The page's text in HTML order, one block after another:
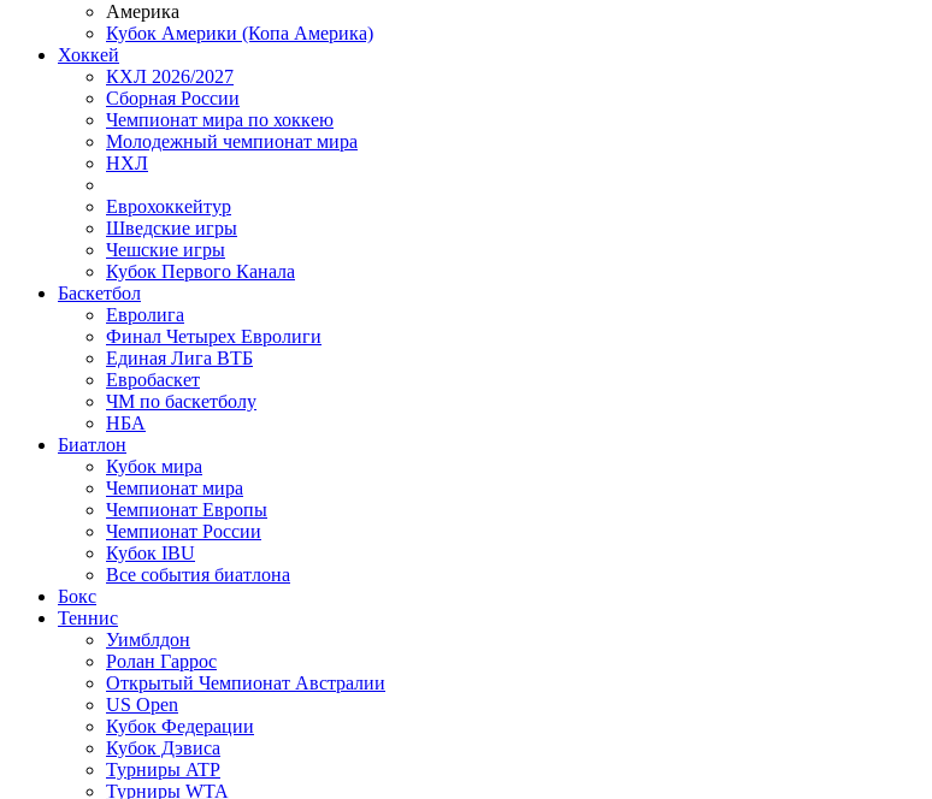
Америка
Кубок Америки (Копа Америка)
Хоккей
КХЛ 2026/2027
Сборная России
Чемпионат мира по хоккею
Молодежный чемпионат мира
НХЛ
Еврохоккейтур
Шведские игры
Чешские игры
Кубок Первого Канала
Баскетбол
Евролига
Финал Четырех Евролиги
Единая Лига ВТБ
Евробаскет
ЧМ по баскетболу
НБА
Биатлон
Кубок мира
Чемпионат мира
Чемпионат Европы
Чемпионат России
Кубок IBU
Все события биатлона
Бокс
Теннис
Уимблдон
Ролан Гаррос
Открытый Чемпионат Австралии
US Open
Кубок Федерации
Кубок Дэвиса
Турниры ATP
Турниры WTA